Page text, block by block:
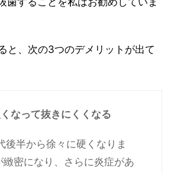
と、次の3つのデメリットが出て
なって抜きにくくなる
後半から徐々に硬くなりま
密になり、さらに炎症があ